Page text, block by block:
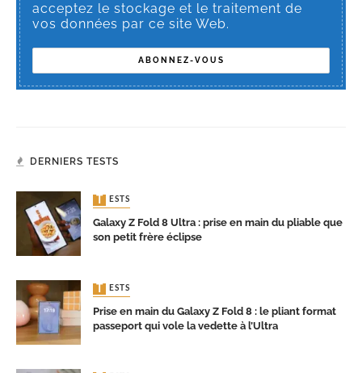
acceptez le stockage et le traitement de
vos données par ce site Web.
DERNIERS TESTS
TESTS
Galaxy Z Fold 8 Ultra : prise en main du pliable que
son petit frère éclipse
TESTS
Prise en main du Galaxy Z Fold 8 : le pliant format
passeport qui vole la vedette à l’Ultra